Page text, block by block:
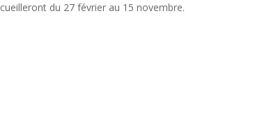
du 27 février au 15 novembre.